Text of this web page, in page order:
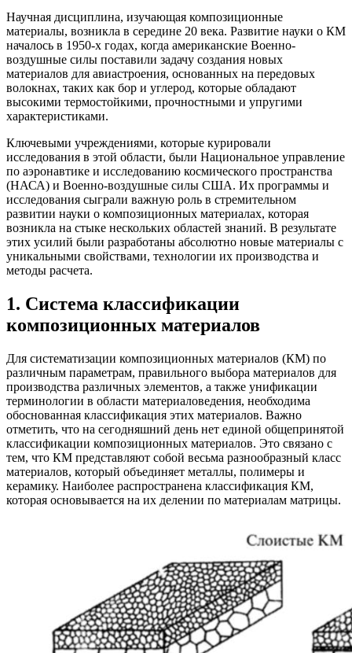
Научная дисциплина, изучающая композиционные
материалы, возникла в середине 20 века. Развитие науки о КМ
началось в 1950-х годах, когда американские Военно-
воздушные силы поставили задачу создания новых
материалов для авиастроения, основанных на передовых
волокнах, таких как бор и углерод, которые обладают
высокими термостойкими, прочностными и упругими
характеристиками.
Ключевыми учреждениями, которые курировали
исследования в этой области, были Национальное управление
по аэронавтике и исследованию космического пространства
(НАСА) и Военно-воздушные силы США. Их программы и
исследования сыграли важную роль в стремительном
развитии науки о композиционных материалах, которая
возникла на стыке нескольких областей знаний. В результате
этих усилий были разработаны абсолютно новые материалы с
уникальными свойствами, технологии их производства и
методы расчета.
1. Система классификации
композиционных материалов
Для систематизации композиционных материалов (КМ) по
различным параметрам, правильного выбора материалов для
производства различных элементов, а также унификации
терминологии в области материаловедения, необходима
обоснованная классификация этих материалов. Важно
отметить, что на сегодняшний день нет единой общепринятой
классификации композиционных материалов. Это связано с
тем, что КМ представляют собой весьма разнообразный класс
материалов, который объединяет металлы, полимеры и
керамику. Наиболее распространена классификация КМ,
которая основывается на их делении по материалам матрицы.